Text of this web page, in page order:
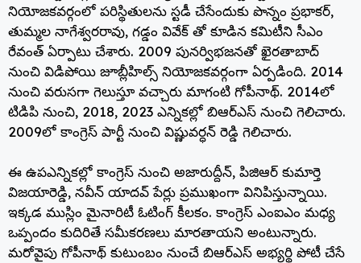
నియోజకవర్గంలో పరిస్థితులను స్టడీ చేసేందుకు పొన్నం ప్రభాకర్,
తుమ్మల నాగేశ్వరరావు, గడ్డం వివేక్ తో కూడిన కమిటీని సీఎం
రేవంత్ ఏర్పాటు చేశారు. 2009 పునర్విభజనతో ఖైరతాబాద్
నుంచి విడిపోయి జూబ్లీహిల్స్ నియోజకవర్గంగా ఏర్పడింది. 2014
నుంచి వరుసగా గెలుస్తూ వచ్చారు మాగంటి గోపీనాథ్. 2014లో
టిడిపి నుంచి, 2018, 2023 ఎన్నికల్లో బిఆర్ఎస్ నుంచి గెలిచారు.
2009లో కాంగ్రెస్ పార్టీ నుంచి విష్ణువర్ధన్ రెడ్డి గెలిచారు.
ఈ ఉపఎన్నికల్లో కాంగ్రెస్ నుంచి అజారుద్దీన్, పిజిఆర్ కుమార్తె
విజయారెడ్డి, నవీన్ యాదవ్ పేర్లు ప్రముఖంగా వినిపిస్తున్నాయి.
ఇక్కడ ముస్లిం మైనారిటీ ఓటింగ్ కీలకం. కాంగ్రెస్ ఎంఐఎం మధ్య
ఒప్పందం కుదిరితే సమీకరణలు మారతాయని అంటున్నారు.
మరోవైపు గోపీనాథ్ కుటుంబం నుంచే బిఆర్ఎస్ అభ్యర్థి పోటీ చేసే